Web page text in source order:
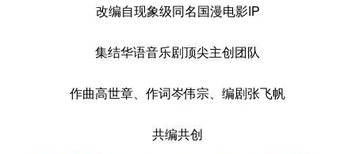
改编自现象级同名国漫电影IP
集结华语音乐剧顶尖主创团队
作曲高世章、作词岑伟宗、编剧张飞帆
共编共创